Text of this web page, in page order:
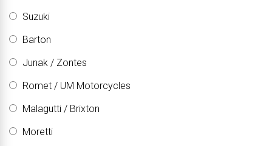
Suzuki
Barton
Junak / Zontes
Romet / UM Motorcycles
Malagutti / Brixton
Moretti